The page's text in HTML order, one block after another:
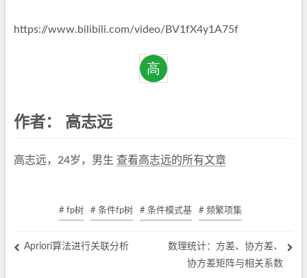
https://www.bilibili.com/video/BV1fX4y1A75f
作者： 高志远
高志远，24岁，男生 查看高志远的所有文章
# fp树 # 条件fp树 # 条件模式基 # 频繁项集
Apriori算法进行关联分析
数理统计：方差、协方差、
协方差矩阵与相关系数